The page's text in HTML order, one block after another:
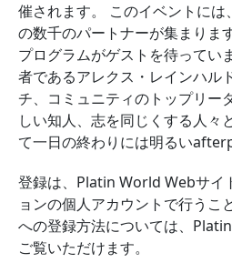
催されます。 このイベントに
の数千のパートナーが集まりま
プログラムがゲストを待ってい
者であるアレクス・レインハル
チ、コミュニティのトップリー
しい知人、志を同じくする人々
て一日の終わりには明るい
登録は、Platin World Webサイ
ョンの個人アカウントで行うこ
への登録方法については、
ご覧いただけます。